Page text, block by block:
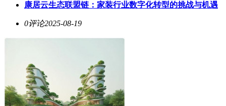
康居云生态联盟链：家装行业数字化转型的挑战与机遇
0评论2025-08-19